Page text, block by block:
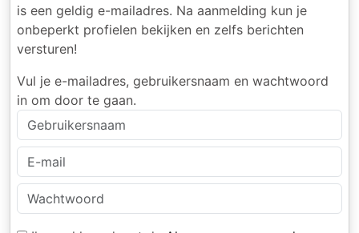
is een geldig e-mailadres. Na aanmelding kun je
onbeperkt profielen bekijken en zelfs berichten
versturen!
Vul je e-mailadres, gebruikersnaam en wachtwoord
in om door te gaan.